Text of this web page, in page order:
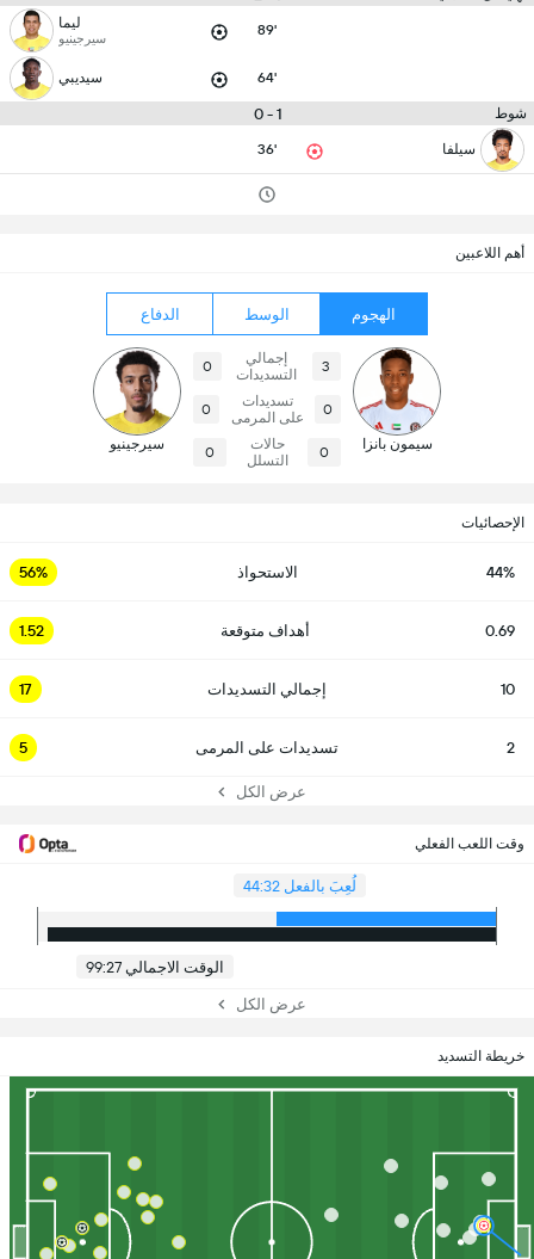
89' ليما
سيرجينيو
64' سيديبي
شوط 1 - 0
سيلفا 36'
أهم اللاعبين
الهجوم الوسط الدفاع
سيمون بانزا
3
إجمالي
التسديدات
0
0
تسديدات
على المرمى
0
0
حالات
التسلل
0 سيرجينيو
الإحصائيات
44% الاستحواذ 56%
0.69 أهداف متوقعة 1.52
10 إجمالي التسديدات 17
2 تسديدات على المرمى 5
عرض الكل
وقت اللعب الفعلي
لُعِبَ بالفعل 44:32
الوقت الاجمالي 99:27
عرض الكل
خريطة التسديد